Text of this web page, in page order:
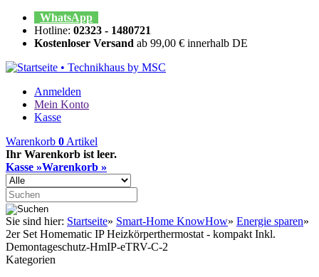
WhatsApp
Hotline: 02323 - 1480721
Kostenloser Versand ab 99,00 € innerhalb DE
Anmelden
Mein Konto
Kasse
Warenkorb 0 Artikel
Ihr Warenkorb ist leer.
Kasse »Warenkorb »
Sie sind hier: Startseite» Smart-Home KnowHow» Energie sparen»
2er Set Homematic IP Heizkörperthermostat - kompakt Inkl.
Demontageschutz-HmIP-eTRV-C-2
Kategorien